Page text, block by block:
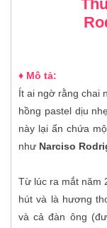
♦ Mô tả:
Ít ai ngờ rằng chai
hồng pastel dịu
này lại ẩn chứa
như Narciso
Từ lúc ra mắt năm
hút và là hương
và cả đàn ông